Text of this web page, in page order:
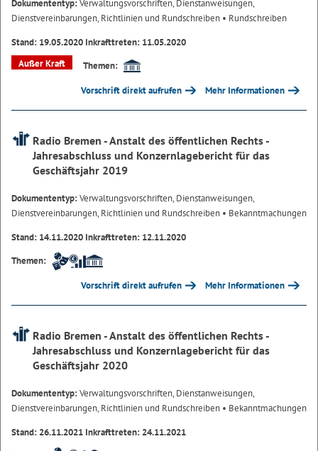
Dokumententyp:Verwaltungsvorschriften, Dienstanweisungen,
Dienstvereinbarungen, Richtlinien und Rundschreiben • Rundschreiben
Stand: 19.05.2020 Inkrafttreten: 11.05.2020
Außer Kraft
Themen:
Vorschrift direkt aufrufen Mehr Informationen
Radio Bremen - Anstalt des öffentlichen Rechts -
Jahresabschluss und Konzernlagebericht für das
Geschäftsjahr 2019
Dokumententyp:Verwaltungsvorschriften, Dienstanweisungen,
Dienstvereinbarungen, Richtlinien und Rundschreiben • Bekanntmachungen
Stand: 14.11.2020 Inkrafttreten: 12.11.2020
Themen:
Vorschrift direkt aufrufen Mehr Informationen
Radio Bremen - Anstalt des öffentlichen Rechts -
Jahresabschluss und Konzernlagebericht für das
Geschäftsjahr 2020
Dokumententyp:Verwaltungsvorschriften, Dienstanweisungen,
Dienstvereinbarungen, Richtlinien und Rundschreiben • Bekanntmachungen
Stand: 26.11.2021 Inkrafttreten: 24.11.2021